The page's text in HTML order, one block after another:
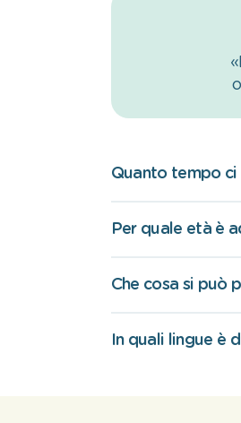
Quanto tempo
Per quale età è
Che cosa si può
In quali lingue è